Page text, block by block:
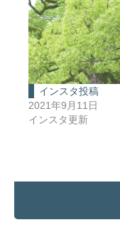
インスタ投稿
2021年9月11日
インスタ更新